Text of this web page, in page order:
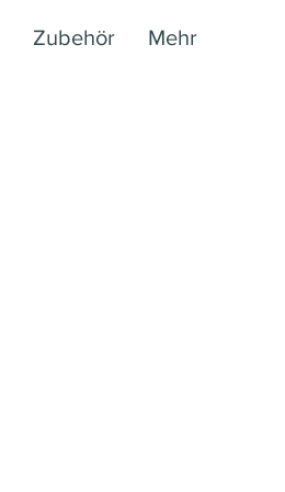
Zubehör Mehr